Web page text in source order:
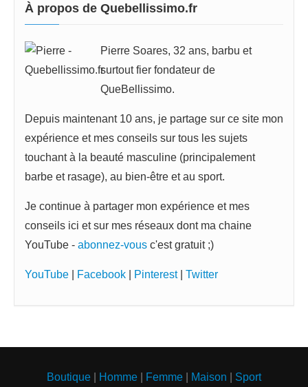
À propos de Quebellissimo.fr
Pierre Soares, 32 ans, barbu et
surtout fier fondateur de
QueBellissimo.
Depuis maintenant 10 ans, je partage sur ce site mon
expérience et mes conseils sur tous les sujets
touchant à la beauté masculine (principalement
barbe et rasage), au bien-être et au sport.
Je continue à partager mon expérience et mes
conseils ici et sur mes réseaux dont ma chaine
YouTube - abonnez-vous c'est gratuit ;)
YouTube Facebook Pinterest| Twitter
Boutique Homme Femme Maison Sport